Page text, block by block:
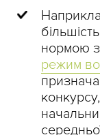
нормою
режим